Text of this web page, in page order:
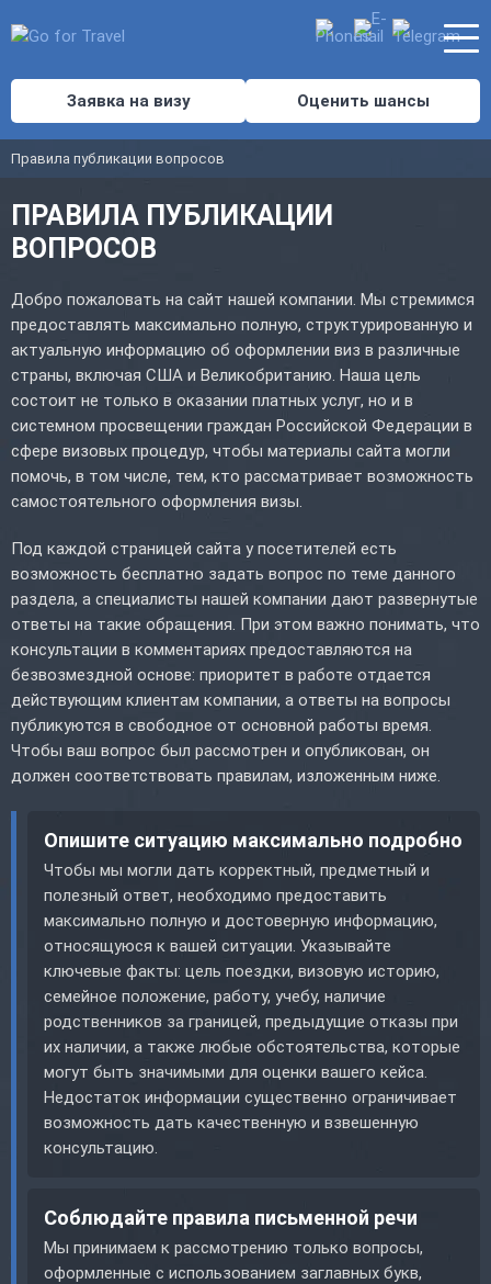
Заявка на визу Оценить шансы
Правила публикации вопросов
ПРАВИЛА ПУБЛИКАЦИИ
ВОПРОСОВ
Добро пожаловать на сайт нашей компании. Мы стремимся
предоставлять максимально полную, структурированную и
актуальную информацию об оформлении виз в различные
страны, включая США и Великобританию. Наша цель
состоит не только в оказании платных услуг, но и в
системном просвещении граждан Российской Федерации в
сфере визовых процедур, чтобы материалы сайта могли
помочь, в том числе, тем, кто рассматривает возможность
самостоятельного оформления визы.
Под каждой страницей сайта у посетителей есть
возможность бесплатно задать вопрос по теме данного
раздела, а специалисты нашей компании дают развернутые
ответы на такие обращения. При этом важно понимать, что
консультации в комментариях предоставляются на
безвозмездной основе: приоритет в работе отдается
действующим клиентам компании, а ответы на вопросы
публикуются в свободное от основной работы время.
Чтобы ваш вопрос был рассмотрен и опубликован, он
должен соответствовать правилам, изложенным ниже.
Опишите ситуацию максимально подробно
Чтобы мы могли дать корректный, предметный и
полезный ответ, необходимо предоставить
максимально полную и достоверную информацию,
относящуюся к вашей ситуации. Указывайте
ключевые факты: цель поездки, визовую историю,
семейное положение, работу, учебу, наличие
родственников за границей, предыдущие отказы при
их наличии, а также любые обстоятельства, которые
могут быть значимыми для оценки вашего кейса.
Недостаток информации существенно ограничивает
возможность дать качественную и взвешенную
консультацию.
Соблюдайте правила письменной речи
Мы принимаем к рассмотрению только вопросы,
оформленные с использованием заглавных букв,